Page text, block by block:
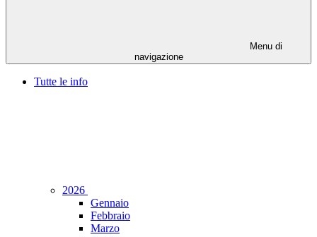
Menu di
navigazione
Tutte le info
2026
Gennaio
Febbraio
Marzo